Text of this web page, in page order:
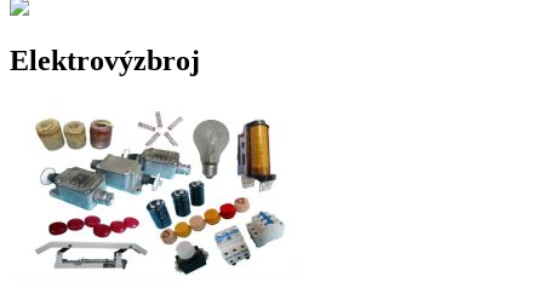
Elektrovýzbroj